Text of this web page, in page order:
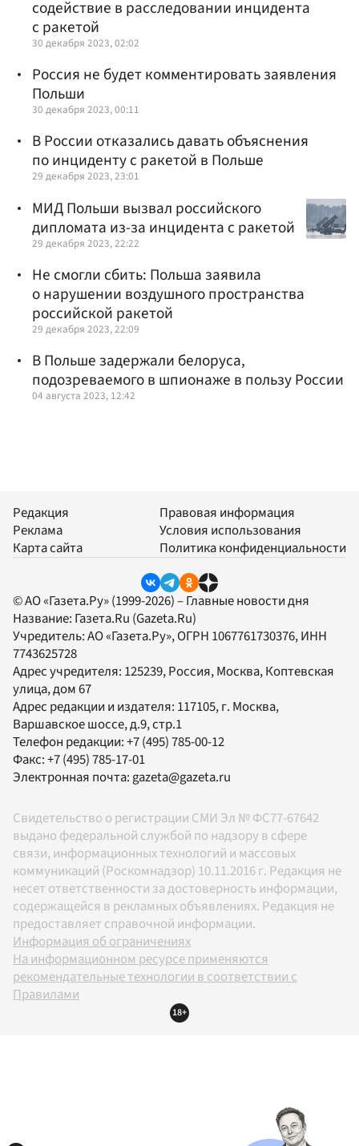
содействие в расследовании инцидента
с ракетой
30 декабря 2023, 02:02
Россия не будет комментировать заявления
Польши
30 декабря 2023, 00:11
В России отказались давать объяснения
по инциденту с ракетой в Польше
29 декабря 2023, 23:01
МИД Польши вызвал российского
дипломата из-за инцидента с ракетой
29 декабря 2023, 22:22
Не смогли сбить: Польша заявила
о нарушении воздушного пространства
российской ракетой
29 декабря 2023, 22:09
В Польше задержали белоруса,
подозреваемого в шпионаже в пользу России
04 августа 2023, 12:42
Редакция
Реклама
Карта сайта
Правовая информация
Условия использования
Политика конфиденциальности
© АО «Газета.Ру» (1999-2026) – Главные новости дня
Название: Газета.Ru (Gazeta.Ru)
Учредитель:АО «Газета.Ру», ОГРН 1067761730376, ИНН
7743625728
Адрес учредителя: 125239, Россия, Москва, Коптевская
улица, дом 67
Адрес редакции и издателя: 117105, г. Москва,
Варшавское шоссе, д.9, стр.1
Телефон редакции:+7 (495) 785-00-12
Факс:+7 (495) 785-17-01
Электронная почта: gazeta@gazeta.ru
Свидетельство о регистрации СМИ Эл № ФС77-67642
выдано федеральной службой по надзору в сфере
связи, информационных технологий и массовых
коммуникаций (Роскомнадзор) 10.11.2016 г. Редакция не
несет ответственности за достоверность информации,
содержащейся в рекламных объявлениях. Редакция не
предоставляет справочной информации.
Информация об ограничениях
На информационном ресурсе применяются
рекомендательные технологии в соответствии с
Правилами
18+